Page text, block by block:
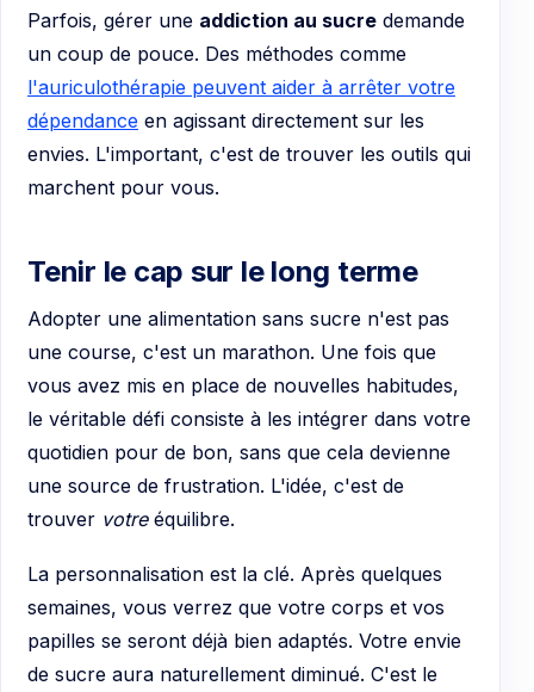
Parfois, gérer une addiction au sucre demande
un coup de pouce. Des méthodes comme
l'auriculothérapie peuvent aider à arrêter votre
dépendance en agissant directement sur les
envies. L'important, c'est de trouver les outils qui
marchent pour vous.
Tenir le cap sur le long terme
Adopter une alimentation sans sucre n'est pas
une course, c'est un marathon. Une fois que
vous avez mis en place de nouvelles habitudes,
le véritable défi consiste à les intégrer dans votre
quotidien pour de bon, sans que cela devienne
une source de frustration. L'idée, c'est de
trouver votreéquilibre.
La personnalisation est la clé. Après quelques
semaines, vous verrez que votre corps et vos
papilles se seront déjà bien adaptés. Votre envie
de sucre aura naturellement diminué. C'est le